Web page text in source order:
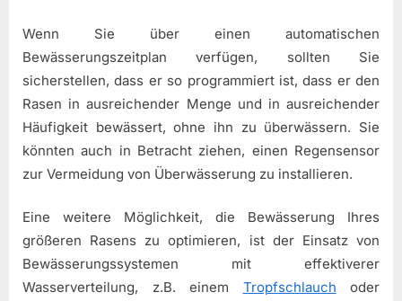
Wenn Sie über einen automatischen
Bewässerungszeitplan verfügen, sollten Sie
sicherstellen, dass er so programmiert ist, dass er den
Rasen in ausreichender Menge und in ausreichender
Häufigkeit bewässert, ohne ihn zu überwässern. Sie
könnten auch in Betracht ziehen, einen Regensensor
zur Vermeidung von Überwässerung zu installieren.
Eine weitere Möglichkeit, die Bewässerung Ihres
größeren Rasens zu optimieren, ist der Einsatz von
Bewässerungssystemen mit effektiverer
Wasserverteilung, z.B. einem Tropfschlauch oder